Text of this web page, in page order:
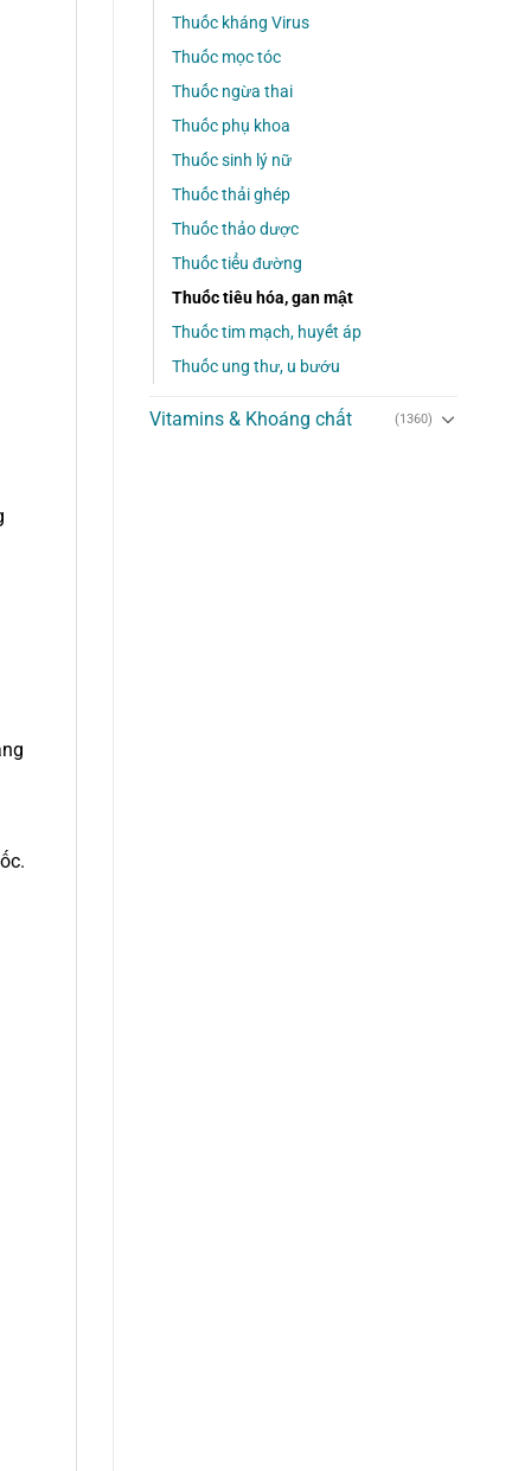
Thuốc kháng Virus
Thuốc mọc tóc
Thuốc ngừa thai
Thuốc phụ khoa
Thuốc sinh lý nữ
Thuốc thải ghép
Thuốc thảo dược
Thuốc tiểu đường
Thuốc tiêu hóa, gan mật
Thuốc tim mạch, huyết áp
Thuốc ung thư, u bướu
Vitamins & Khoáng chất (1360)